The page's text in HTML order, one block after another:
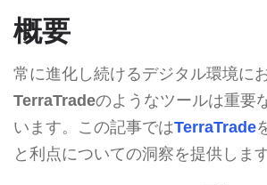
概要
常に進化し続けるデジタル環境にお
TerraTradeのようなツールは重要
います。この記事ではTerraTrade
と利点についての洞察を提供します